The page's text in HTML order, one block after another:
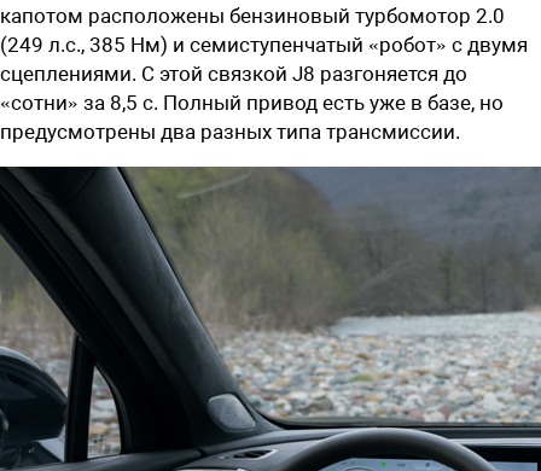
капотом расположены бензиновый турбомотор 2.0
(249 л.с., 385 Нм) и семиступенчатый «робот» с двумя
сцеплениями. С этой связкой J8 разгоняется до
«сотни» за 8,5 с. Полный привод есть уже в базе, но
предусмотрены два разных типа трансмиссии.